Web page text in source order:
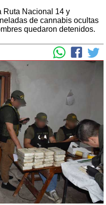
Ruta Nacional 14 y
de cannabis ocultas
quedaron detenidos.